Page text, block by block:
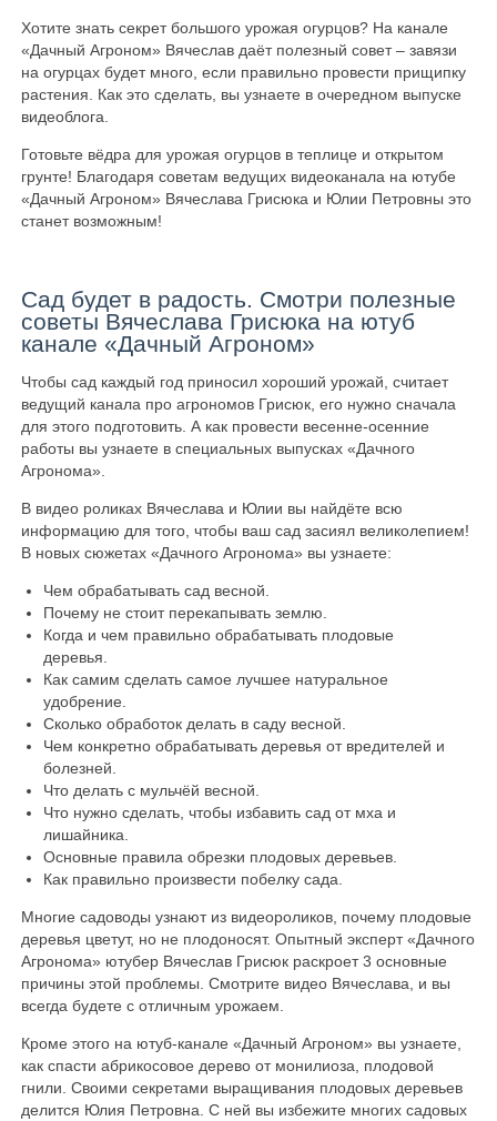
Хотите знать секрет большого урожая огурцов? На канале
«Дачный Агроном» Вячеслав даёт полезный совет – завязи
на огурцах будет много, если правильно провести прищипку
растения. Как это сделать, вы узнаете в очередном выпуске
видеоблога.
Готовьте вёдра для урожая огурцов в теплице и открытом
грунте! Благодаря советам ведущих видеоканала на ютубе
«Дачный Агроном» Вячеслава Грисюка и Юлии Петровны это
станет возможным!
Сад будет в радость. Смотри полезные
советы Вячеслава Грисюка на ютуб
канале «Дачный Агроном»
Чтобы сад каждый год приносил хороший урожай, считает
ведущий канала про агрономов Грисюк, его нужно сначала
для этого подготовить. А как провести весенне-осенние
работы вы узнаете в специальных выпусках «Дачного
Агронома».
В видео роликах Вячеслава и Юлии вы найдёте всю
информацию для того, чтобы ваш сад засиял великолепием!
В новых сюжетах «Дачного Агронома» вы узнаете:
Чем обрабатывать сад весной.
Почему не стоит перекапывать землю.
Когда и чем правильно обрабатывать плодовые
деревья.
Как самим сделать самое лучшее натуральное
удобрение.
Сколько обработок делать в саду весной.
Чем конкретно обрабатывать деревья от вредителей и
болезней.
Что делать с мульчёй весной.
Что нужно сделать, чтобы избавить сад от мха и
лишайника.
Основные правила обрезки плодовых деревьев.
Как правильно произвести побелку сада.
Многие садоводы узнают из видеороликов, почему плодовые
деревья цветут, но не плодоносят. Опытный эксперт «Дачного
Агронома» ютубер Вячеслав Грисюк раскроет 3 основные
причины этой проблемы. Смотрите видео Вячеслава, и вы
всегда будете с отличным урожаем.
Кроме этого на ютуб-канале «Дачный Агроном» вы узнаете,
как спасти абрикосовое дерево от монилиоза, плодовой
гнили. Своими секретами выращивания плодовых деревьев
делится Юлия Петровна. С ней вы избежите многих садовых